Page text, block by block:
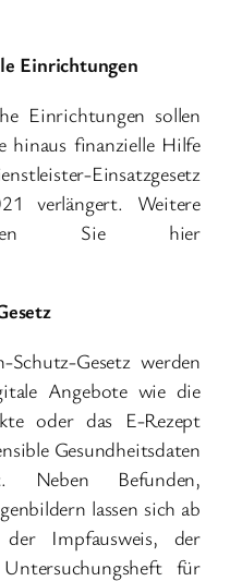
Einrichtungen
Einrichtungen sollen
hinaus finanzielle Hilfe
Einsatzgesetz
verlängert. Weitere
Sie hier
Gesetz werden
Angebote wie die
oder das E-Rezept
Gesundheitsdaten
Neben Befunden,
lassen sich ab
Impfausweis, der
für